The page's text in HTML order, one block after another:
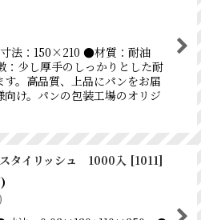
法：150×210 ●材質：耐油
少し厚手のしっかりとした耐
。高品質、上品にパンをお届
向け。パンの包装工場のオリジ
タイリッシュ 1000入 [1011]